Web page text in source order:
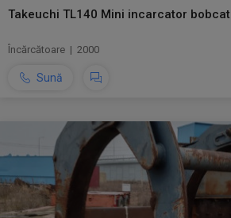
Takeuchi TL140 Mini incarcator bobcat
Încărcătoare | 2000
Sună